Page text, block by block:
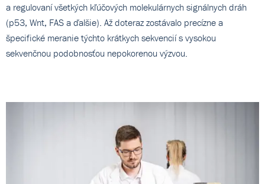
a regulovaní všetkých kľúčových molekulárnych signálnych dráh
(p53, Wnt, FAS a ďalšie). Až doteraz zostávalo precízne a
špecifické meranie týchto krátkych sekvencií s vysokou
sekvenčnou podobnosťou nepokorenou výzvou.